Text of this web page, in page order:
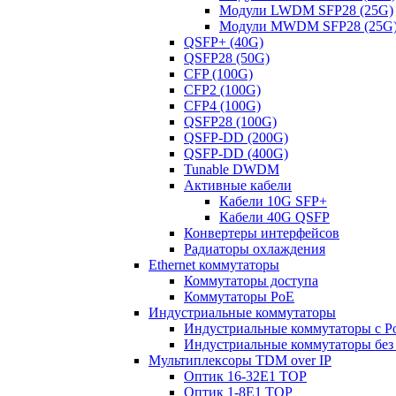
Модули LWDM SFP28 (25G)
Модули MWDM SFP28
QSFP+ (40G)
QSFP28 (50G)
CFP (100G)
CFP2 (100G)
CFP4 (100G)
QSFP28 (100G)
QSFP-DD (200G)
QSFP-DD (400G)
Tunable DWDM
Активные кабели
Кабели 10G SFP+
Кабели 40G QSFP
Конвертеры интерфейсов
Радиаторы охлаждения
Ethernet коммутаторы
Коммутаторы доступа
Коммутаторы PoE
Индустриальные коммутаторы
Индустриальные коммутаторы с
Индустриальные коммутаторы без
Мультиплексоры TDM over IP
Оптик 16-32E1 TOP
Оптик 1-8E1 TOP